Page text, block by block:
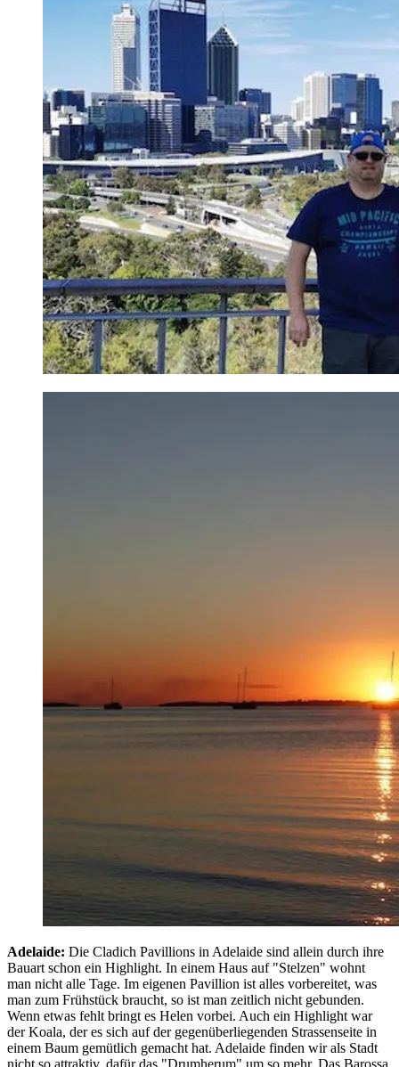
Adelaide: Die Cladich Pavillions in Adelaide sind allein durch ihre
Bauart schon ein Highlight. In einem Haus auf "Stelzen" wohnt
man nicht alle Tage. Im eigenen Pavillion ist alles vorbereitet, was
man zum Frühstück braucht, so ist man zeitlich nicht gebunden.
Wenn etwas fehlt bringt es Helen vorbei. Auch ein Highlight war
der Koala, der es sich auf der gegenüberliegenden Strassenseite in
einem Baum gemütlich gemacht hat. Adelaide finden wir als Stadt